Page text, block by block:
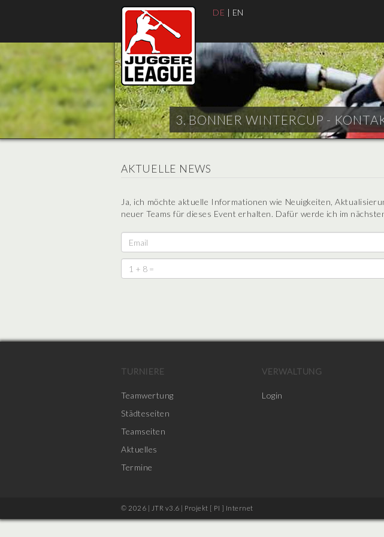
DE | EN
3. BONNER WINTERCUP -
AKTUELLE NEWS
Ja, ich möchte aktuelle Informationen wie Neuigkeiten,
neuer Teams für dieses Event erhalten. Dafür werde ich im
TURNIERE
Teamwertung
Städteseiten
Teamseiten
Aktuelles
Termine
VERWALTUNG
Login
© 2026 | JTR v3.6 | Projekt [ PI ] Internet